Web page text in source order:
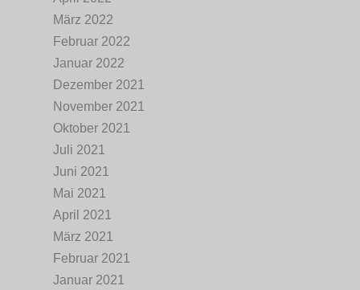
März 2022
Februar 2022
Januar 2022
Dezember 2021
November 2021
Oktober 2021
Juli 2021
Juni 2021
Mai 2021
April 2021
März 2021
Februar 2021
Januar 2021